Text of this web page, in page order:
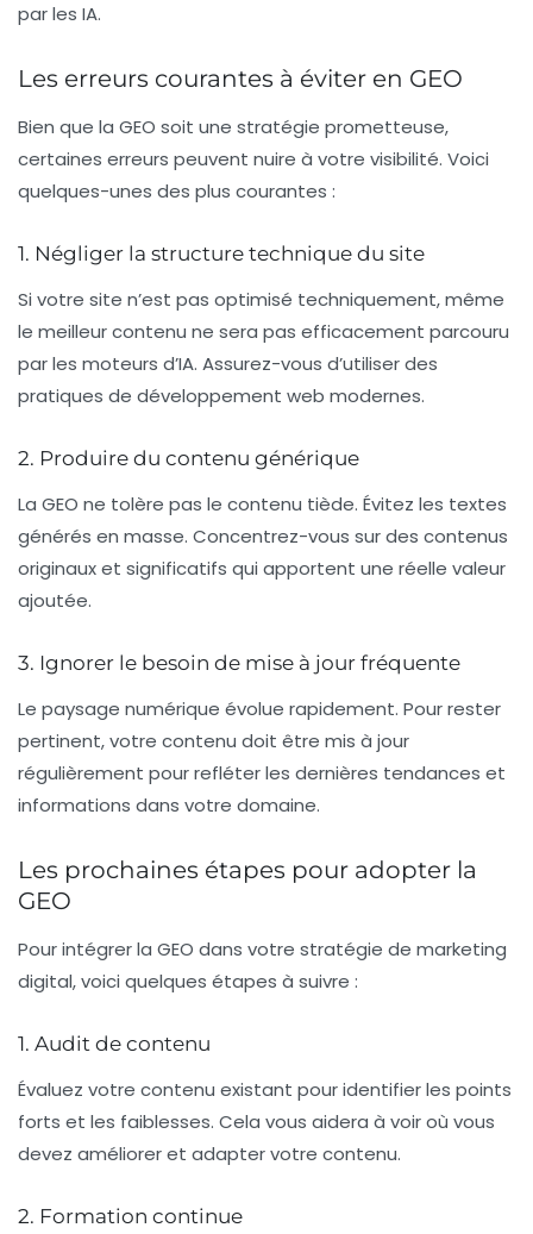
par les IA.
Les erreurs courantes à éviter en GEO
Bien que la GEO soit une stratégie prometteuse,
certaines erreurs peuvent nuire à votre visibilité. Voici
quelques-unes des plus courantes :
1. Négliger la structure technique du site
Si votre site n’est pas optimisé techniquement, même
le meilleur contenu ne sera pas efficacement parcouru
par les moteurs d’IA. Assurez-vous d’utiliser des
pratiques de développement web modernes.
2. Produire du contenu générique
La GEO ne tolère pas le contenu tiède. Évitez les textes
générés en masse. Concentrez-vous sur des contenus
originaux et significatifs qui apportent une réelle valeur
ajoutée.
3. Ignorer le besoin de mise à jour fréquente
Le paysage numérique évolue rapidement. Pour rester
pertinent, votre contenu doit être mis à jour
régulièrement pour refléter les dernières tendances et
informations dans votre domaine.
Les prochaines étapes pour adopter la
GEO
Pour intégrer la GEO dans votre stratégie de marketing
digital, voici quelques étapes à suivre :
1. Audit de contenu
Évaluez votre contenu existant pour identifier les points
forts et les faiblesses. Cela vous aidera à voir où vous
devez améliorer et adapter votre contenu.
2. Formation continue